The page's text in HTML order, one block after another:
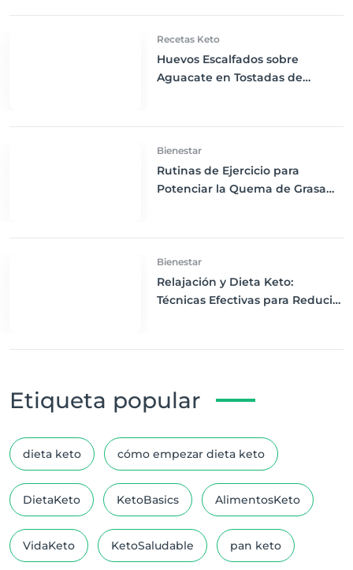
Recetas Keto
Huevos Escalfados sobre
Aguacate en Tostadas de
Bienestar
Rutinas de Ejercicio para
Potenciar la Quema de Grasa
Bienestar
Relajación y Dieta Keto:
Técnicas Efectivas para Reducir
Etiqueta popular
dieta keto cómo empezar dieta keto
DietaKeto KetoBasics AlimentosKeto
VidaKeto KetoSaludable pan keto